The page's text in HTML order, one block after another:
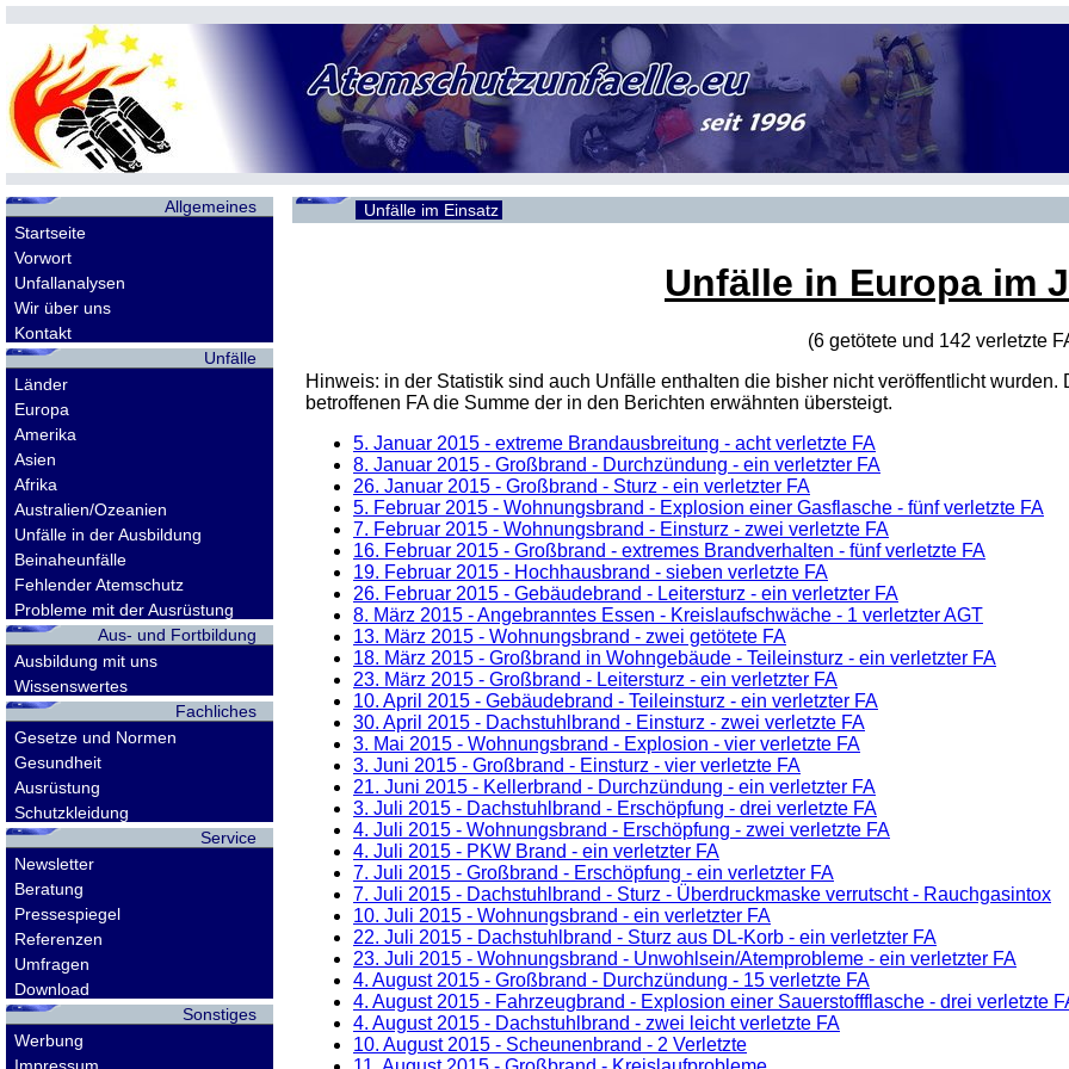
Allgemeines
Startseite
Vorwort
Unfallanalysen
Wir über uns
Kontakt
Unfälle
Länder
Europa
Amerika
Asien
Afrika
Australien/Ozeanien
Unfälle in der Ausbildung
Beinaheunfälle
Fehlender Atemschutz
Probleme mit der Ausrüstung
Aus- und Fortbildung
Ausbildung mit uns
Wissenswertes
Fachliches
Gesetze und Normen
Gesundheit
Ausrüstung
Schutzkleidung
Service
Newsletter
Beratung
Pressespiegel
Referenzen
Umfragen
Download
Sonstiges
Werbung
Unfälle im Einsatz
Unfälle in Europa im
(6 getötete und 142 verletzte
Hinweis: in der Statistik sind auch Unfälle enthalten die bisher nicht veröffentlicht
betroffenen FAdie Summe der in den Berichten erwähnten übersteigt.
5. Januar 2015 - extreme Brandausbreitung - acht verletzte FA
8. Januar 2015 - Großbrand - Durchzündung - ein verletzter FA
26. Januar 2015 - Großbrand - Sturz - ein verletzter FA
5. Februar 2015 - Wohnungsbrand - Explosion einer Gasflasche - fünf verletzte FA
7. Februar 2015 - Wohnungsbrand - Einsturz - zwei verletzte FA
16. Februar 2015 - Großbrand - extremes Brandverhalten - fünf verletzte FA
19. Februar 2015 - Hochhausbrand - sieben verletzte FA
26. Februar 2015 - Gebäudebrand - Leitersturz - ein verletzter FA
8. März 2015 - Angebranntes Essen - Kreislaufschwäche - 1 verletzter AGT
13. März 2015 - Wohnungsbrand - zwei getötete FA
18. März 2015 - Großbrand in Wohngebäude - Teileinsturz - ein verletzter FA
23. März 2015 - Großbrand - Leitersturz - ein verletzter FA
10. April 2015 - Gebäudebrand - Teileinsturz - ein verletzter FA
30. April 2015 - Dachstuhlbrand - Einsturz - zwei verletzte FA
3. Mai 2015 - Wohnungsbrand - Explosion - vier verletzte FA
3. Juni 2015 - Großbrand - Einsturz - vier verletzte FA
21. Juni 2015 - Kellerbrand - Durchzündung - ein verletzter FA
3. Juli 2015 - Dachstuhlbrand - Erschöpfung - drei verletzte FA
4. Juli 2015 - Wohnungsbrand - Erschöpfung - zwei verletzte FA
4. Juli 2015 - PKW Brand - ein verletzter FA
7. Juli 2015 - Großbrand - Erschöpfung - ein verletzter FA
7. Juli 2015 - Dachstuhlbrand - Sturz - Überdruckmaske verrutscht - Rauchgasintox
10. Juli 2015 - Wohnungsbrand - ein verletzter FA
22. Juli 2015 - Dachstuhlbrand - Sturz aus DL-Korb - ein verletzter FA
23. Juli 2015 - Wohnungsbrand - Unwohlsein/Atemprobleme - ein verletzter FA
4. August 2015 - Großbrand - Durchzündung - 15 verletzte FA
4. August 2015 - Fahrzeugbrand - Explosion einer Sauerstoffflasche - drei verletzte
4. August 2015 - Dachstuhlbrand - zwei leicht verletzte FA
10. August 2015 - Scheunenbrand - 2 Verletzte